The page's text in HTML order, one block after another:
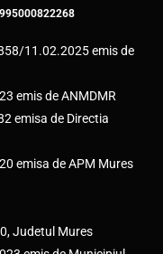
11.02.2025 emis de
emis de ANMDMR
emisa de Directia
emisa de APM Mures
Judetul Mures